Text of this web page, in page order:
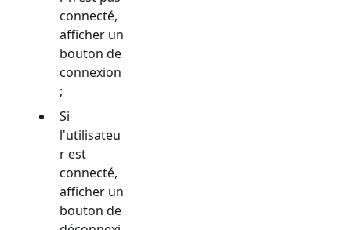
connecté,
afficher un
bouton de
connexion
;
Si
l'utilisateu
r est
connecté,
afficher un
bouton de